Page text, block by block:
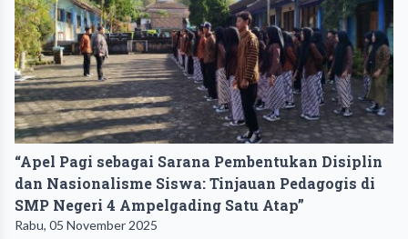
“Apel Pagi sebagai Sarana Pembentukan Disiplin
dan Nasionalisme Siswa: Tinjauan Pedagogis di
SMP Negeri 4 Ampelgading Satu Atap”
Rabu, 05 November 2025